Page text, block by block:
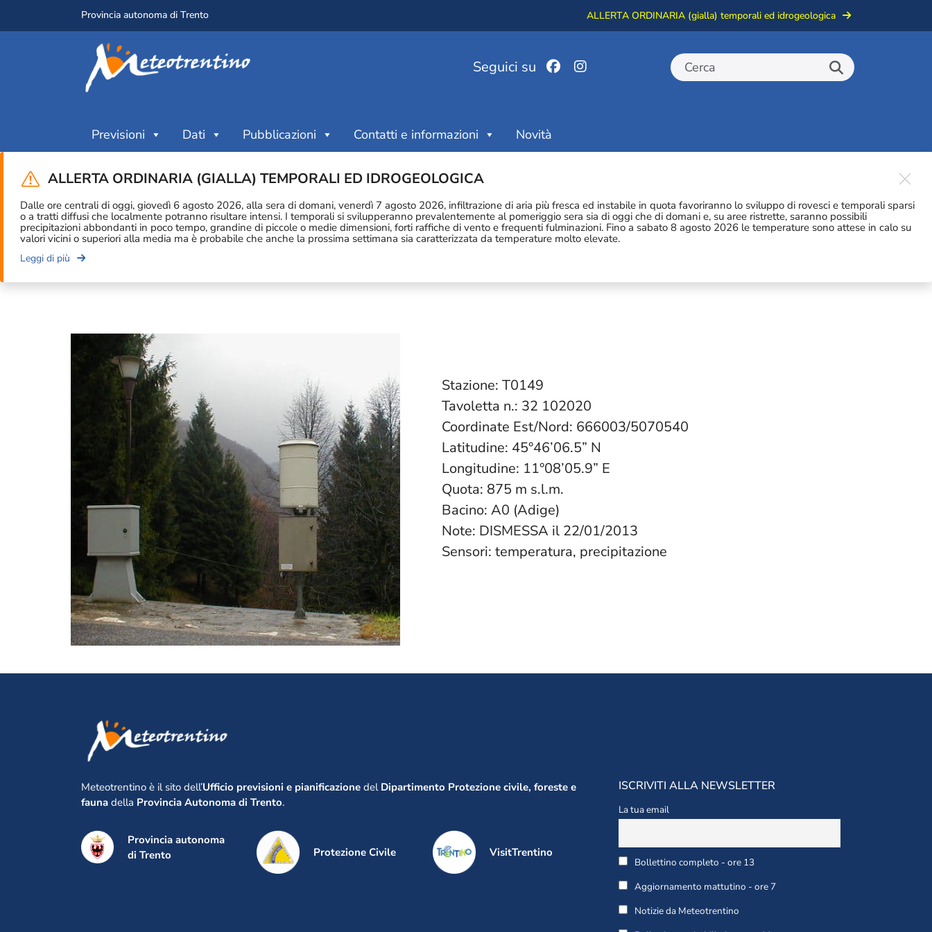
Provincia autonoma di Trento ALLERTA ORDINARIA (gialla) temporali ed idrogeologica
Seguici su
Previsioni Dati Pubblicazioni Contatti e informazioni Novità
ALLERTA ORDINARIA (GIALLA) TEMPORALI ED IDROGEOLOGICA
Dalle ore centrali di oggi, giovedì 6 agosto 2026, alla sera di domani, venerdì 7 agosto 2026, infiltrazione di aria più fresca ed instabile in quota favoriranno lo sviluppo di rovesci e temporali sparsi
o a tratti diffusi che localmente potranno risultare intensi. I temporali si svilupperanno prevalentemente al pomeriggio sera sia di oggi che di domani e, su aree ristrette, saranno possibili
precipitazioni abbondanti in poco tempo, grandine di piccole o medie dimensioni, forti raffiche di vento e frequenti fulminazioni. Fino a sabato 8 agosto 2026 le temperature sono attese in calo su
valori vicini o superiori alla media ma è probabile che anche la prossima settimana sia caratterizzata da temperature molto elevate.
Close
Leggi di più
Home /Stations /T0149 – Vallarsa (Diga...
STAZIONE METEO
Vallarsa (Diga Di Speccheri) - T0149
Stazione: T0149
Tavoletta n.: 32 102020
Coordinate Est/Nord: 666003/5070540
Latitudine: 45°46’06.5” N
Longitudine: 11°08’05.9” E
Quota: 875 m s.l.m.
Bacino: A0 (Adige)
Note: DISMESSA il 22/01/2013
Sensori: temperatura, precipitazione
Meteotrentino è il sito dell’Ufficio previsioni e pianificazione del Dipartimento Protezione civile, foreste e
fauna della Provincia Autonoma di Trento.
Provincia autonoma
di Trento
Protezione Civile VisitTrentino
ISCRIVITI ALLA NEWSLETTER
La tua email
Bollettino completo - ore 13
Aggiornamento mattutino - ore 7
Notizie da Meteotrentino